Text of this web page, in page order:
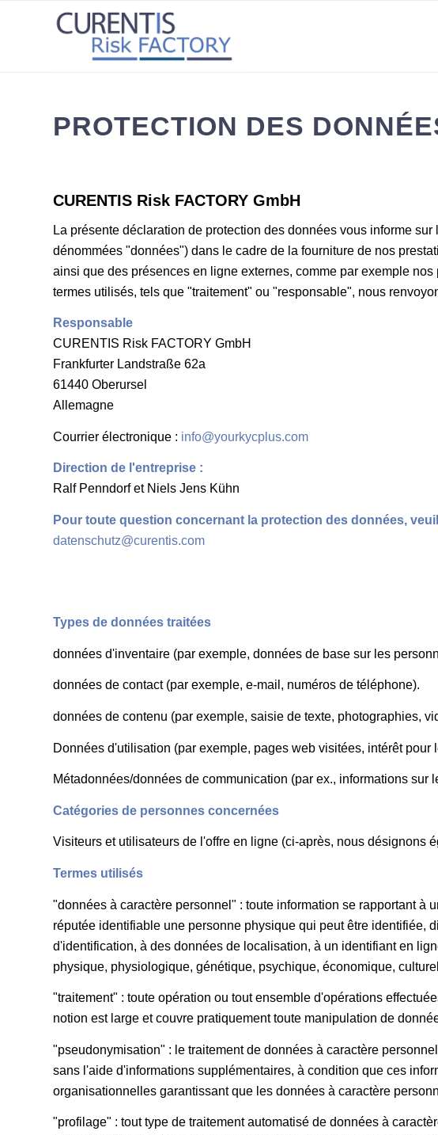
PROTECTION DES
CURENTIS Risk FACTORY GmbH
La présente déclaration de protection des données vous informe
dénommées "données") dans le cadre de la fourniture de nos
ainsi que des présences en ligne externes, comme par exemple
termes utilisés, tels que "traitement" ou "responsable", nous
Responsable
CURENTIS Risk FACTORY GmbH
Frankfurter Landstraße 62a
61440 Oberursel
Allemagne
Courrier électronique : info@yourkycplus.com
Direction de l'entreprise :
Ralf Penndorf et Niels Jens Kühn
Pour toute question concernant la protection des données,
datenschutz@curentis.com
Types de données traitées
données d'inventaire (par exemple, données de base sur les
données de contact (par exemple, e-mail, numéros de téléphone).
données de contenu (par exemple, saisie de texte, photographies,
Données d'utilisation (par exemple, pages web visitées, intérêt pour
Métadonnées/données de communication (par ex., informations sur
Catégories de personnes concernées
Visiteurs et utilisateurs de l'offre en ligne (ci-après, nous désignons
Termes utilisés
"données à caractère personnel" : toute information se rapportant
réputée identifiable une personne physique qui peut être identifiée,
d'identification, à des données de localisation, à un identifiant en
physique, physiologique, génétique, psychique, économique,
"traitement" : toute opération ou tout ensemble d'opérations
notion est large et couvre pratiquement toute manipulation de
"pseudonymisation" : le traitement de données à caractère
sans l'aide d'informations supplémentaires, à condition que ces
organisationnelles garantissant que les données à caractère
"profilage" : tout type de traitement automatisé de données à